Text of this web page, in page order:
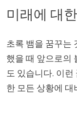
미래에 대
초록 뱀을 꿈꾸는
했을 때 앞으로의
도 있습니다. 이
한 모든 상황에